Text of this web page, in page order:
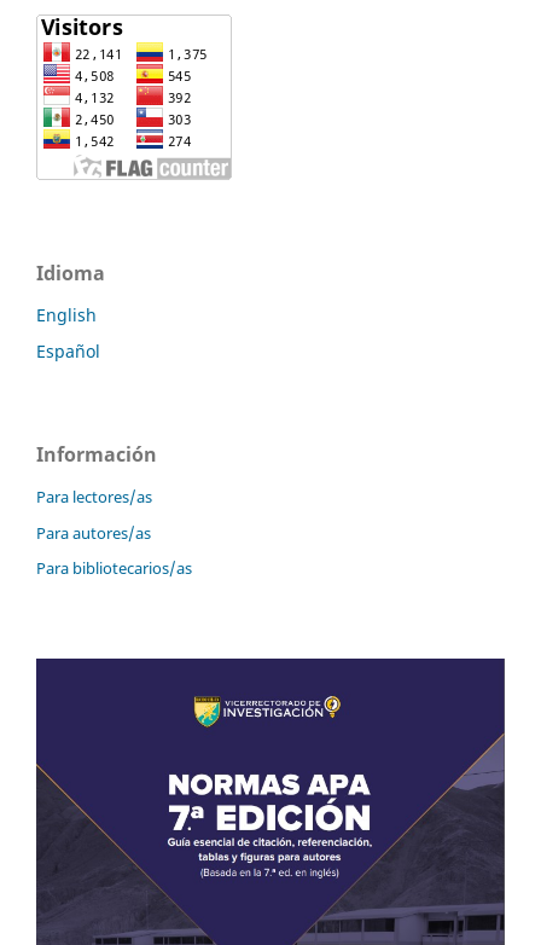
Idioma
English
Español
Información
Para lectores/as
Para autores/as
Para bibliotecarios/as